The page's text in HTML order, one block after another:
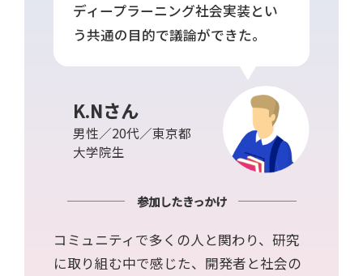
ディープラーニング社会実装とい
う共通の目的で議論ができた。
K.Nさん
男性／20代／東京都
大学院生
参加したきっかけ
コミュニティで多くの人と関わり、研究
に取り組む中で感じた、開発者と社会の